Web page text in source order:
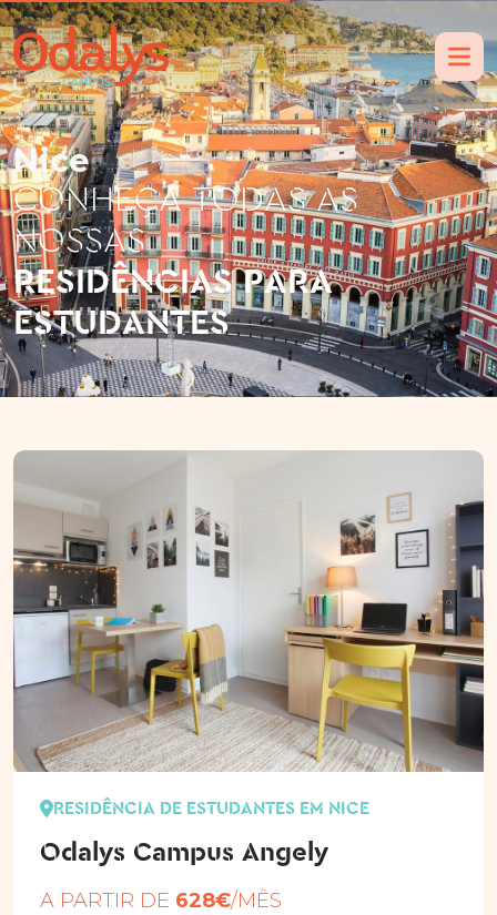
Nice
CONHEÇA TODAS AS
NOSSAS
RESIDÊNCIAS PARA
ESTUDANTES
RESIDÊNCIA DE ESTUDANTES EM NICE
Odalys Campus Angely
A PARTIR DE 628€/MÊS